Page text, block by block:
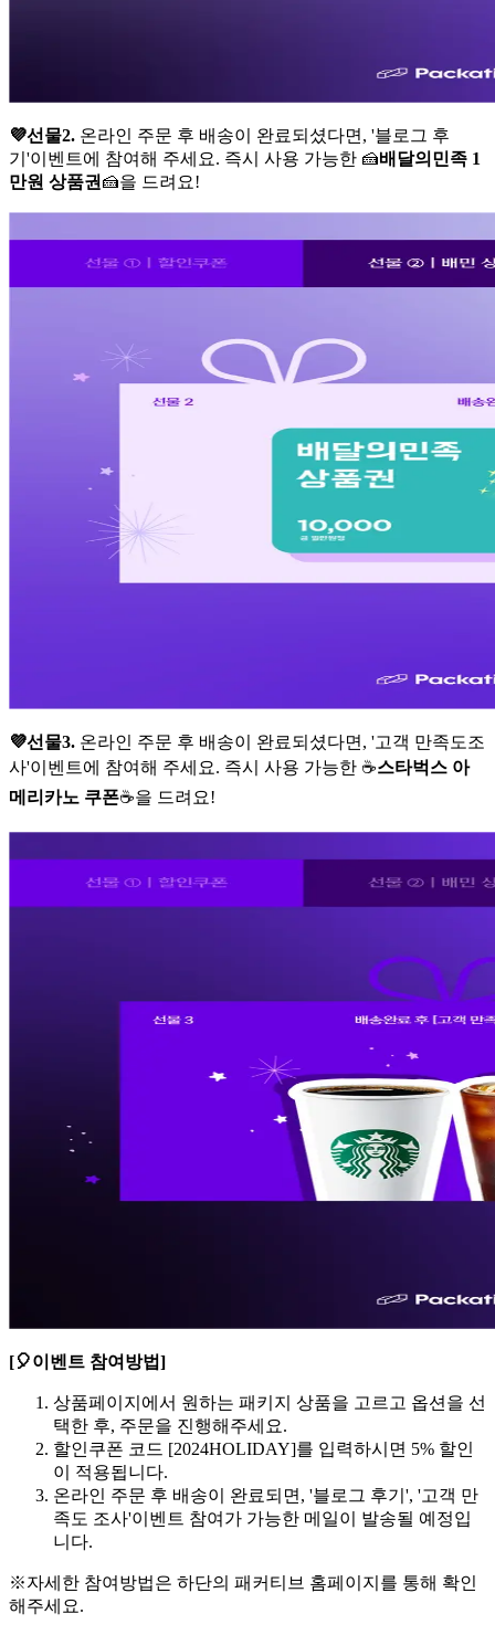
💜선물2. 온라인 주문 후 배송이 완료되셨다면, '블로그 후
기'이벤트에 참여해 주세요. 즉시 사용 가능한 🍰배달의민족 1
만원 상품권 🍰을 드려요!
💜선물3. 온라인 주문 후 배송이 완료되셨다면, '고객 만족도조
사'이벤트에 참여해 주세요. 즉시 사용 가능한 ☕스타벅스 아
메리카노 쿠폰☕을 드려요!
[🎈이벤트 참여방법]
상품페이지에서 원하는 패키지 상품을 고르고 옵션을 선
택한 후, 주문을 진행해주세요.
할인쿠폰 코드 [2024HOLIDAY]를 입력하시면 5% 할인
이 적용됩니다.
온라인 주문 후 배송이 완료되면, '블로그 후기', '고객 만
족도 조사'이벤트 참여가 가능한 메일이 발송될 예정입
니다.
※자세한 참여방법은 하단의 패커티브 홈페이지를 통해 확인
해주세요.